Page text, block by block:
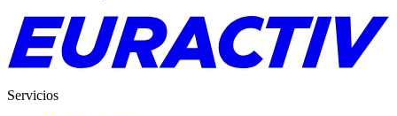
Servicios